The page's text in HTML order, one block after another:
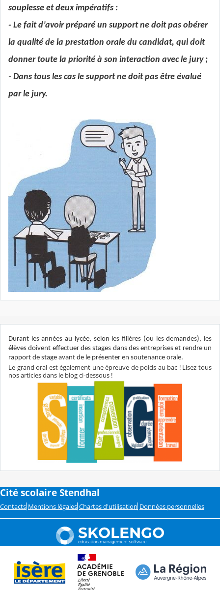
souplesse et deux impératifs :
- Le fait d’avoir préparé un support ne doit pas obérer
la qualité de la prestation orale du candidat, qui doit
donner toute la priorité à son interaction avec le jury ;
- Dans tous les cas le support ne doit pas être évalué
par le jury.
Durant les années au lycée, selon les filières (ou les demandes), les
élèves doivent effectuer des stages dans des entreprises et rendre un
rapport de stage avant de le présenter en soutenance orale.
Le grand oral est également une épreuve de poids au bac ! Lisez tous
nos articles dans le blog ci-dessous !
Cité scolaire Stendhal
Contacts Mentions légales Chartes d'utilisation Données personnelles